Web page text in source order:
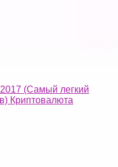
(Самый легкий
Криптовалюта